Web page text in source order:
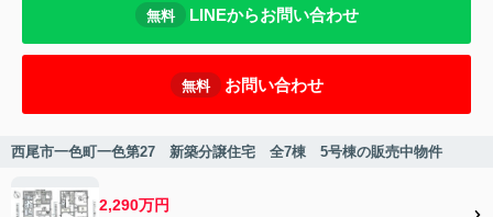
無料 LINEからお問い合わせ
無料 お問い合わせ
西尾市一色町一色第27 新築分譲住宅 全7棟 5号棟の販売中物件
2,290万円